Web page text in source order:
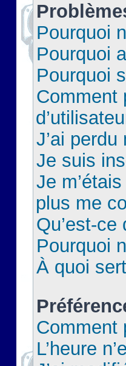
Pourquoi
Pourquoi
Pourquoi
Comment
J’ai
Je suis
Je
plus me
Qu’est-ce
Pourquoi
À quoi
Comment
L’heure